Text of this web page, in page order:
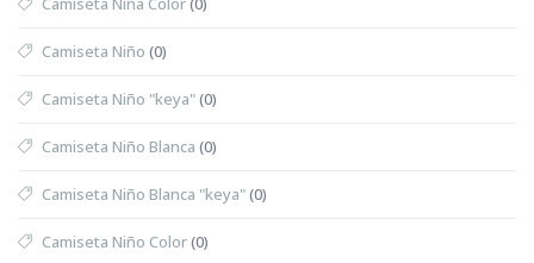
Camiseta Niño (0)
Camiseta Niño "keya"(0)
Camiseta Niño Blanca (0)
Camiseta Niño Blanca "keya"(0)
Camiseta Niño Color(0)